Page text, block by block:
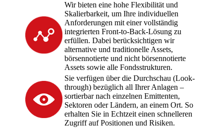
Wir bieten eine hohe Flexibilität und
Skalierbarkeit, um Ihre individuellen
Anforderungen mit einer vollständig
integrierten Front-to-Back-Lösung zu
erfüllen. Dabei berücksichtigen wir
alternative und traditionelle Assets,
börsennotierte und nicht börsennotierte
Assets sowie alle Fondsstrukturen.
Sie verfügen über die Durchschau (Look-
through) bezüglich all Ihrer Anlagen –
sortierbar nach einzelnen Emittenten,
Sektoren oder Ländern, an einem Ort. So
erhalten Sie in Echtzeit einen schnelleren
Zugriff auf Positionen und Risiken.